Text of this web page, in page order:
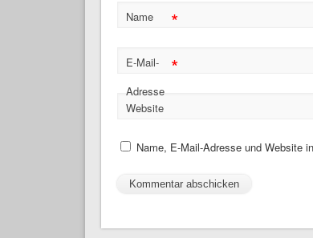
Name *
E-Mail-
Adresse
*
Website
Name, E-Mail-Adresse und Website